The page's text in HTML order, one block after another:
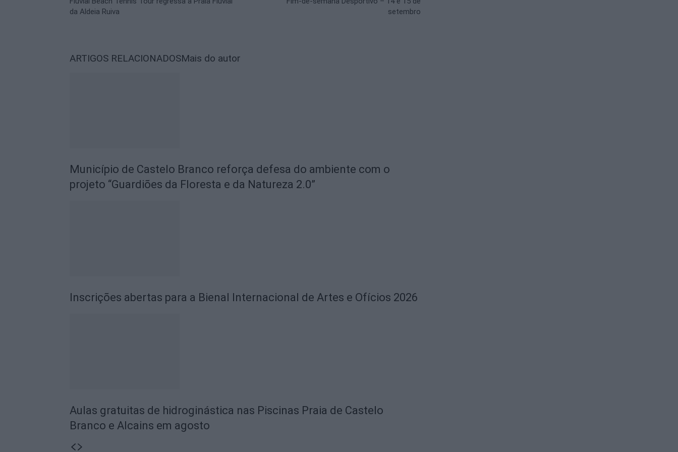
da Aldeia Ruiva
setembro
ARTIGOS RELACIONADOSMais do autor
Município de Castelo Branco reforça defesa do ambiente com o
projeto “Guardiões da Floresta e da Natureza 2.0”
Inscrições abertas para a Bienal Internacional de Artes e Ofícios 2026
Aulas gratuitas de hidroginástica nas Piscinas Praia de Castelo
Branco e Alcains em agosto